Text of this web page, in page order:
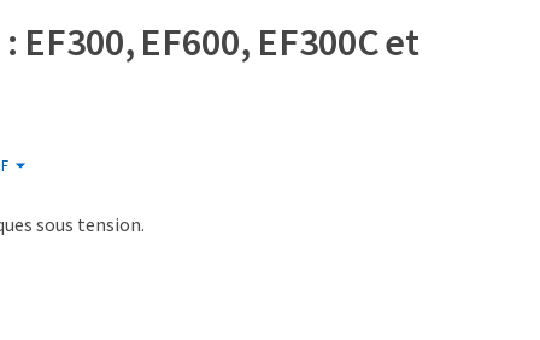
EF600, EF300C et
sous tension.